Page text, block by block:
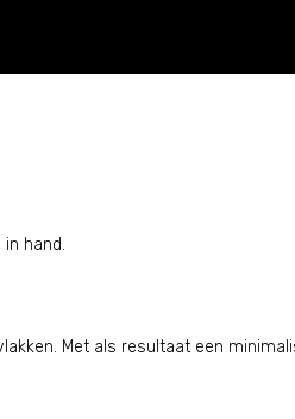
hand.
Met als resultaat een